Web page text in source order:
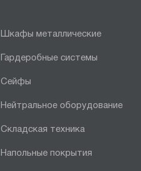
Шкафы металлические
Гардеробные системы
Сейфы
Нейтральное оборудование
Складская техника
Напольные покрытия